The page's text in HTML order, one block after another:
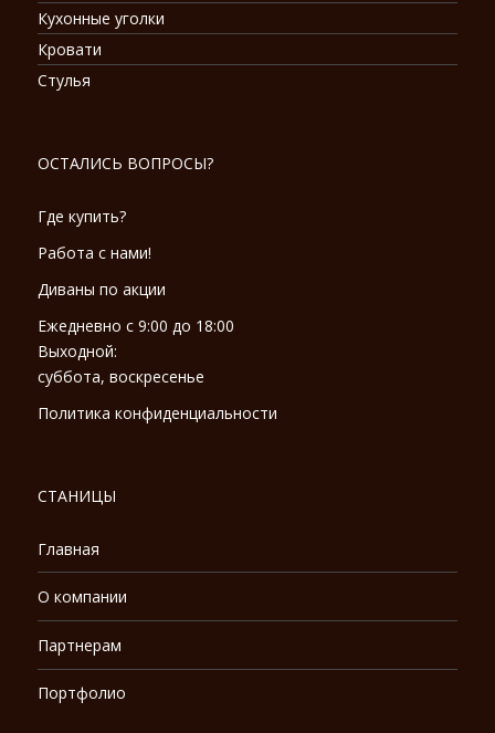
Кухонные уголки
Кровати
Стулья
ОСТАЛИСЬ ВОПРОСЫ?
Где купить?
Работа с нами!
Диваны по акции
Ежедневно с 9:00 до 18:00
Выходной:
суббота, воскресенье
Политика конфиденциальности
СТАНИЦЫ
Главная
О компании
Партнерам
Портфолио